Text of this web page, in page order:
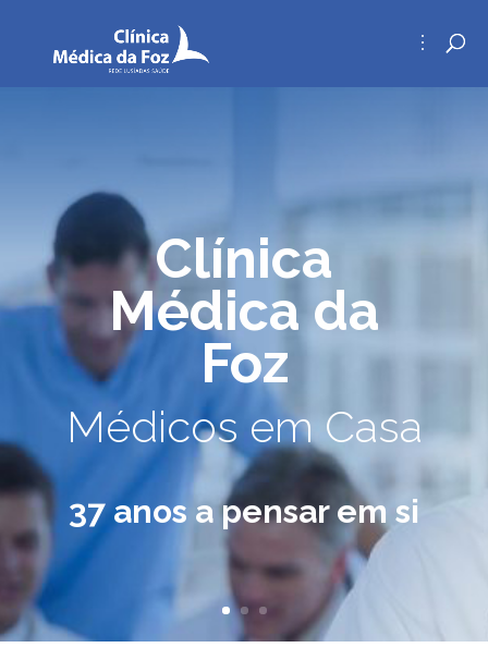
Clínica
Médica da
Foz
Médicos em Casa
37 anos a pensar em si